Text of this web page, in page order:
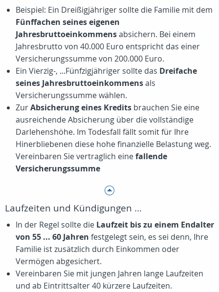
Beispiel: Ein Dreißigjähriger sollte die Familie mit dem
Fünffachen seines eigenen
Jahresbruttoeinkommensabsichern. Bei einem
Jahresbrutto von 40.000 Euro entspricht das einer
Versicherungssumme von 200.000 Euro.
Ein Vierzig-, ...Fünfzigjähriger sollte das Dreifache
seines Jahresbruttoeinkommensals
Versicherungssumme wählen.
ZurAbsicherung eines Kredits brauchen Sie eine
ausreichende Absicherung über die vollständige
Darlehenshöhe. Im Todesfall fällt somit für Ihre
Hinerbliebenen diese hohe finanzielle Belastung weg.
Vereinbaren Sie vertraglich einefallende
Versicherungssumme
Laufzeiten und Kündigungen ...
In der Regel sollte die Laufzeit bis zu einem Endalter
von 55 ... 60 Jahren festgelegt sein, es sei denn, Ihre
Familie ist zusätzlich durch Einkommen oder
Vermögen abgesichert.
Vereinbaren Sie mit jungen Jahren lange Laufzeiten
und ab Eintrittsalter 40 kürzere Laufzeiten.